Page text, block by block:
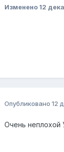
Изменено 12
Опубликовано 12
Очень неплохой